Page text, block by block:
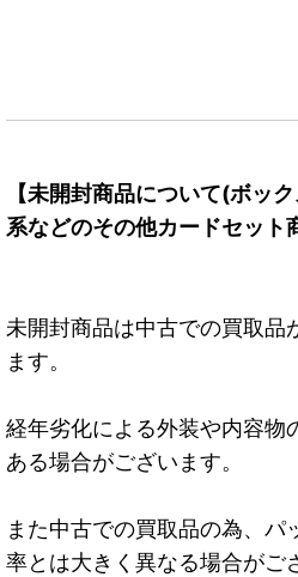
【未開封商品について(ボッ
系などのその他カードセット
未開封商品は中古での買取品
ます。
経年劣化による外装や内容物
ある場合がございます。
また中古での買取品の為、パ
率とは大きく異なる場合がご